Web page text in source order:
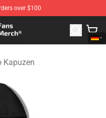
over $100
Merchandise Shop
Kapuzen